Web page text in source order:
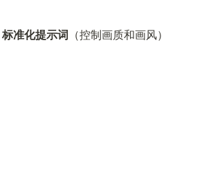
标准化提示词 （控制画质和画风）